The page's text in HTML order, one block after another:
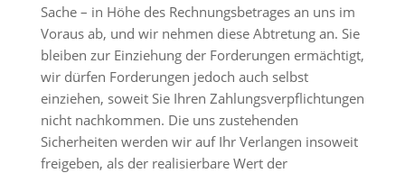
Sache – in Höhe des Rechnungsbetrages an uns im
Voraus ab, und wir nehmen diese Abtretung an. Sie
bleiben zur Einziehung der Forderungen ermächtigt,
wir dürfen Forderungen jedoch auch selbst
einziehen, soweit Sie Ihren Zahlungsverpflichtungen
nicht nachkommen. Die uns zustehenden
Sicherheiten werden wir auf Ihr Verlangen insoweit
freigeben, als der realisierbare Wert der